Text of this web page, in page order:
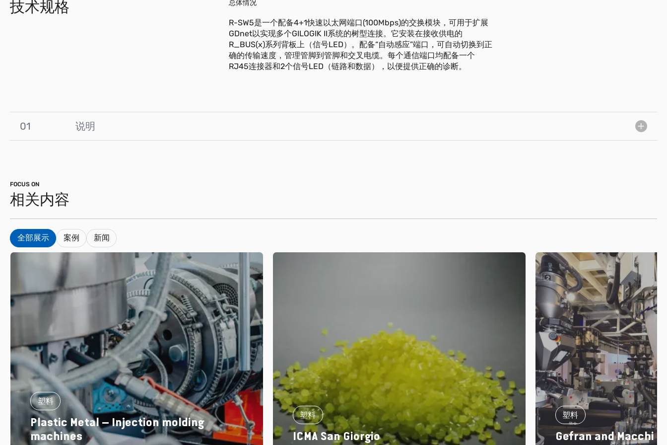
技术规格 总体情况
R-SW5是一个配备4+1快速以太网端口(100Mbps)的交换模块，可用于扩展
GDnet以实现多个GILOGIK II系统的树型连接。它安装在接收供电的
R_BUS(x)系列背板上（信号LED）。配备“自动感应”端口，可自动切换到正
确的传输速度，管理管脚到管脚和交叉电缆。每个通信端口均配备一个
RJ45连接器和2个信号LED（链路和数据），以便提供正确的诊断。
01 说明
FOCUS ON
相关内容
全部展示 案例 新闻
塑料
Plastic Metal – Injection molding
machines
塑料
ICMA San Giorgio
塑料
Gefran and Macchi